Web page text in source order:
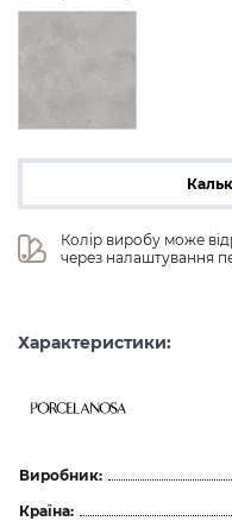
Колір виробу може
через налаштування
Характеристики:
Виробник:
Країна: